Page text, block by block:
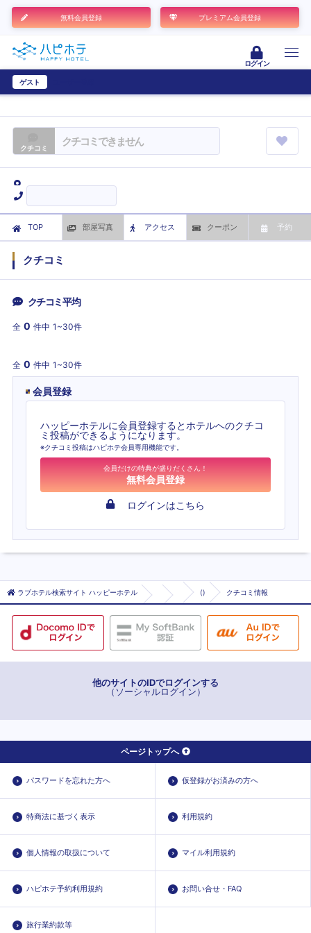
無料会員登録 プレミアム会員登録
ログイン
ゲスト
クチコミ クチコミできません
TOP 部屋写真 アクセス クーポン 予約
クチコミ
クチコミ平均
全 0 件中 1~30件
全 0 件中 1~30件
会員登録
ハッピーホテルに会員登録するとホテルへのクチコ
ミ投稿ができるようになります。
※クチコミ投稿はハピホテ会員専用機能です。
会員だけの特典が盛りだくさん！
無料会員登録
ログインはこちら
ラブホテル検索サイト ハッピーホテル () クチコミ情報
他のサイトのIDでログインする
（ソーシャルログイン）
ページトップへ
パスワードを忘れた方へ 仮登録がお済みの方へ
特商法に基づく表示 利用規約
個人情報の取扱について マイル利用規約
ハピホテ予約利用規約 お問い合せ・FAQ
旅行業約款等